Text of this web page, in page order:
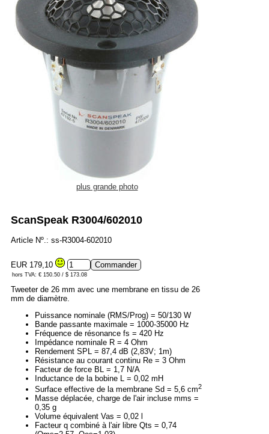
plus grande photo
ScanSpeak R3004/602010
Article Nº.: ss-R3004-602010
EUR 179,10
hors TVA: € 150.50 / $ 173.08
Tweeter de 26 mm avec une membrane en tissu de 26
mm de diamètre.
Puissance nominale (RMS/Prog) = 50/130 W
Bande passante maximale = 1000-35000 Hz
Fréquence de résonance fs = 420 Hz
Impédance nominale R = 4 Ohm
Rendement SPL = 87,4 dB (2,83V; 1m)
Résistance au courant continu Re = 3 Ohm
Facteur de force BL = 1,7 N/A
Inductance de la bobine L = 0,02 mH
Surface effective de la membrane Sd = 5,6 cm2
Masse déplacée, charge de l'air incluse mms =
0,35 g
Volume équivalent Vas = 0,02 l
Facteur q combiné à l'air libre Qts = 0,74